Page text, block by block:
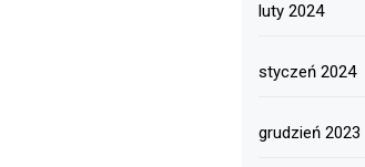
luty 2024
styczeń 2024
grudzień 2023